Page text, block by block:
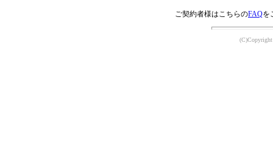
ご契約者様はこちらのFAQを